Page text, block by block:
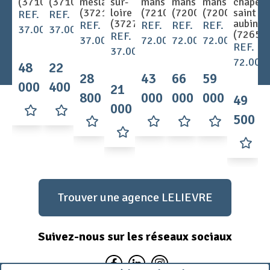
REF.
37.001652
48
000 €
REF.
37.001644
22
400 €
(37210)
REF.
37.001649
28
800 €
loire
(37270)
REF.
37.001646
21
000 €
(72100)
REF.
72.003087
43
000 €
(72000)
REF.
72.002901
66
000 €
(72000)
REF.
72.003088
59
000 €
saint
aubin
(72650)
REF.
49
500 €
Trouver une agence LELIEVRE
Suivez-nous sur les réseaux sociaux